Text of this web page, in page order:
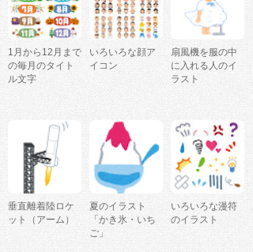
1月から12月まで
の毎月のタイト
ル文字
いろいろな顔ア
イコン
扇風機を服の中
に入れる人のイ
ラスト
垂直離着陸ロケ
ット（アーム）
夏のイラスト
「かき氷・いち
ご」
いろいろな漫符
のイラスト